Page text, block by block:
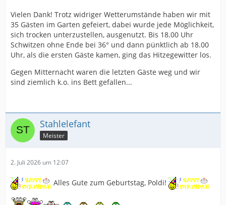
Vielen Dank! Trotz widriger Wetterumstände haben wir mit
35 Gästen im Garten gefeiert, dabei wurde jede Möglichkeit,
sich trocken unterzustellen, ausgenutzt. Bis 18.00 Uhr
Schwitzen ohne Ende bei 36° und dann pünktlich ab 18.00
Uhr, als die ersten Gäste kamen, ging das Hitzegewitter los.
Gegen Mitternacht waren die letzten Gäste weg und wir
sind ziemlich k.o. ins Bett gefallen...
Stahlelefant
Meister
2. Juli 2026 um 12:07
Alles Gute zum Geburtstag, Poldi!